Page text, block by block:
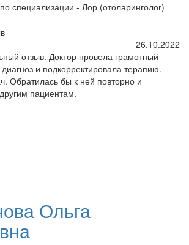
специализации - Лор (отоларинголог)
26.10.2022
отзыв. Доктор провела грамотный
и подкорректировала терапию.
Обратилась бы к ней повторно и
пациентам.
Ольга